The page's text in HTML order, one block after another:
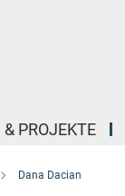
PROJEKTE
Dana Dacian